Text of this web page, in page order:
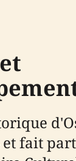
et fait